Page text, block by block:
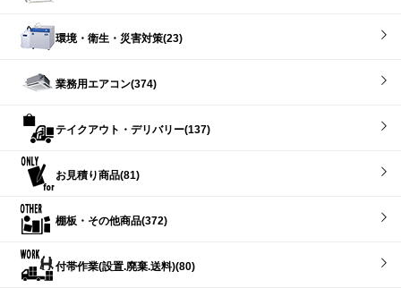
環境・衛生・災害対策(23)
業務用エアコン(374)
テイクアウト・デリバリー(137)
お見積り商品(81)
棚板・その他商品(372)
付帯作業(設置.廃棄.送料)(80)